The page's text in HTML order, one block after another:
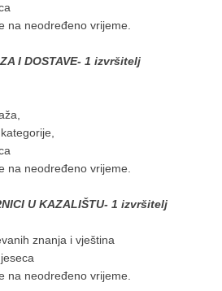
na neodređeno vrijeme.
I DOSTAVE- 1 izvršitelj
na neodređeno vrijeme.
U KAZALIŠTU- 1 izvršitelj
znanja i vještina
na neodređeno vrijeme.